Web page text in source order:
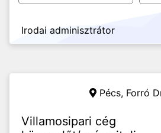
Irodai adminisztrátor
Pécs, Forró
Villamosipari cég